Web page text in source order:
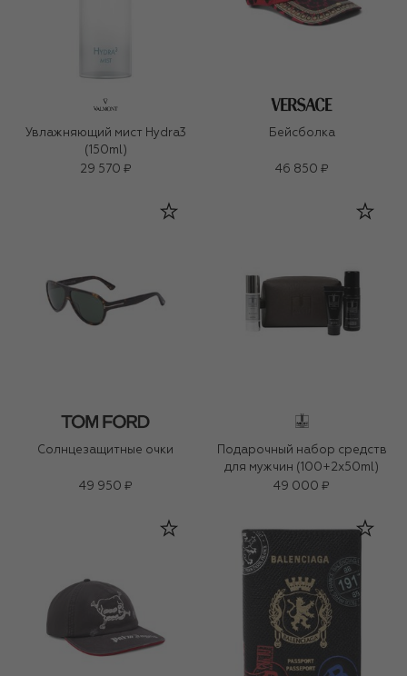
Увлажняющий мист Hydra3
(150ml)
29 570 ₽
Бейсболка
46 850 ₽
Солнцезащитные очки
49 950 ₽
Подарочный набор средств
для мужчин (100+2x50ml)
49 000 ₽